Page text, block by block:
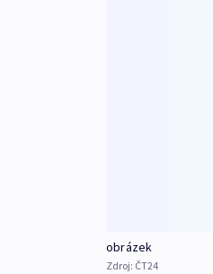
obrázek
Zdroj: ČT24